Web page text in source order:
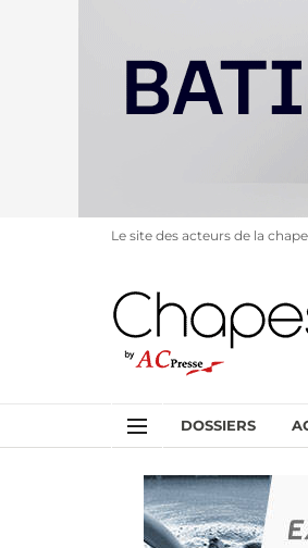
Le site des acteurs de la
DOSSIERS